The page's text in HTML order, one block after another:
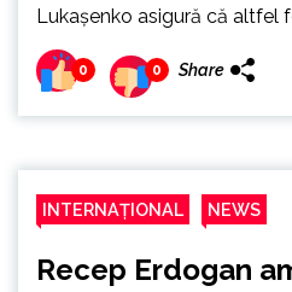
Lukașenko asigură că altfel
0 0 Share
INTERNAȚIONAL NEWS
Recep Erdogan